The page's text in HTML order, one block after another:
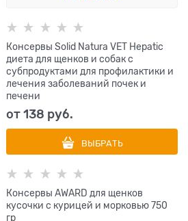
Консервы Solid Natura VET Hepatic
диета для щенков и собак с
субпродуктами для профилактики и
лечения заболеваний почек и
печени
от138 руб.
ВЫБРАТЬ
Консервы AWARD для щенков
кусочки с курицей и морковью 750
гр